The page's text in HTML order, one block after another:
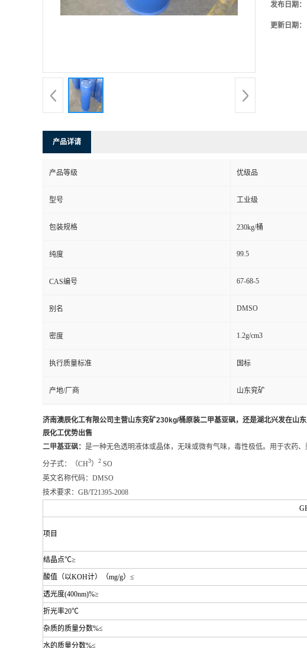
发布日期：
更新日期：
产品详请
产品等级 优级品
型号 工业级
包装规格 230kg/桶
纯度 99.5
CAS编号 67-68-5
别名 DMSO
密度 1.2g/cm3
执行质量标准 国标
产地/厂商 山东兖矿
济南澳辰化工有限公司主营山东兖矿230kg/桶原装二甲基亚砜，还是湖北兴发在山
辰化工优势出售
二甲基亚砜： 是一种无色透明液体或晶体，无味或微有气味，毒性极低。用于农药
分子式：（CH3） 2 SO
英文名称代码：DMSO
技术要求：GB/T21395-2008
项目
结晶点℃≥
酸值（以KOH计）（mg/g）≤
透光度(400nm)%≥
折光率20℃
杂质的质量分数%≤
水的质量分数%≤